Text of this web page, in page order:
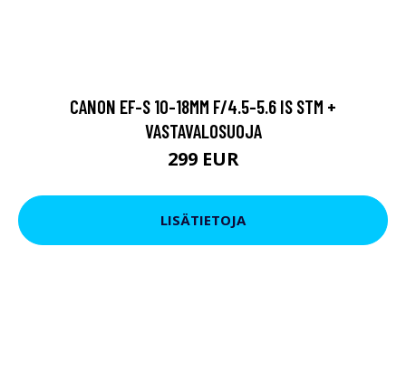
CANON EF-S 10-18MM F/4.5-5.6 IS STM +
VASTAVALOSUOJA
299 EUR
LISÄTIETOJA